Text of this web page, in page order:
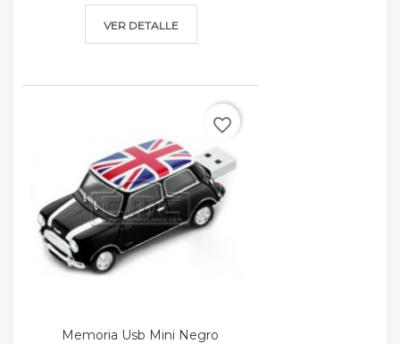
VER DETALLE
Memoria Usb Mini Negro
favorite_border